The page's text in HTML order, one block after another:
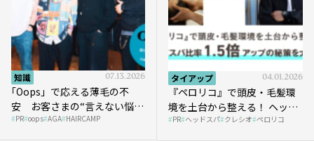
知識 07.13.2026
｢Oops」で応える薄毛の不
安 お客さまの“言えない悩
み”にどう向き合う？ ＃01
PR oops AGA HAIRCAMP
タイアップ 04.01.2026
『ペロリコ』で頭皮・毛髪環
境を土台から整える！ ヘッド
スパ比率1.5倍アップの秘策を
PR ヘッドスパ クレシオ ペロリコ